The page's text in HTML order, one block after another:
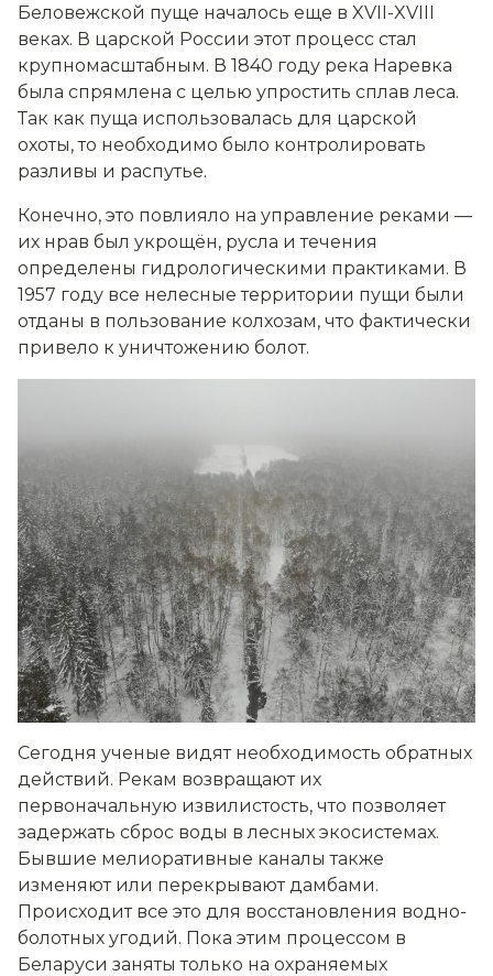
Беловежской пуще началось еще в XVII-XVIII
веках. В царской России этот процесс стал
крупномасштабным. В 1840 году река Наревка
была спрямлена с целью упростить сплав леса.
Так как пуща использовалась для царской
охоты, то необходимо было контролировать
разливы и распутье.
Конечно, это повлияло на управление реками —
их нрав был укрощён, русла и течения
определены гидрологическими практиками. В
1957 году все нелесные территории пущи были
отданы в пользование колхозам, что фактически
привело к уничтожению болот.
Сегодня ученые видят необходимость обратных
действий. Рекам возвращают их
первоначальную извилистость, что позволяет
задержать сброс воды в лесных экосистемах.
Бывшие мелиоративные каналы также
изменяют или перекрывают дамбами.
Происходит все это для восстановления водно-
болотных угодий. Пока этим процессом в
Беларуси заняты только на охраняемых